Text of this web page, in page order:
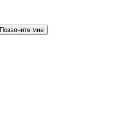
Позвоните мне